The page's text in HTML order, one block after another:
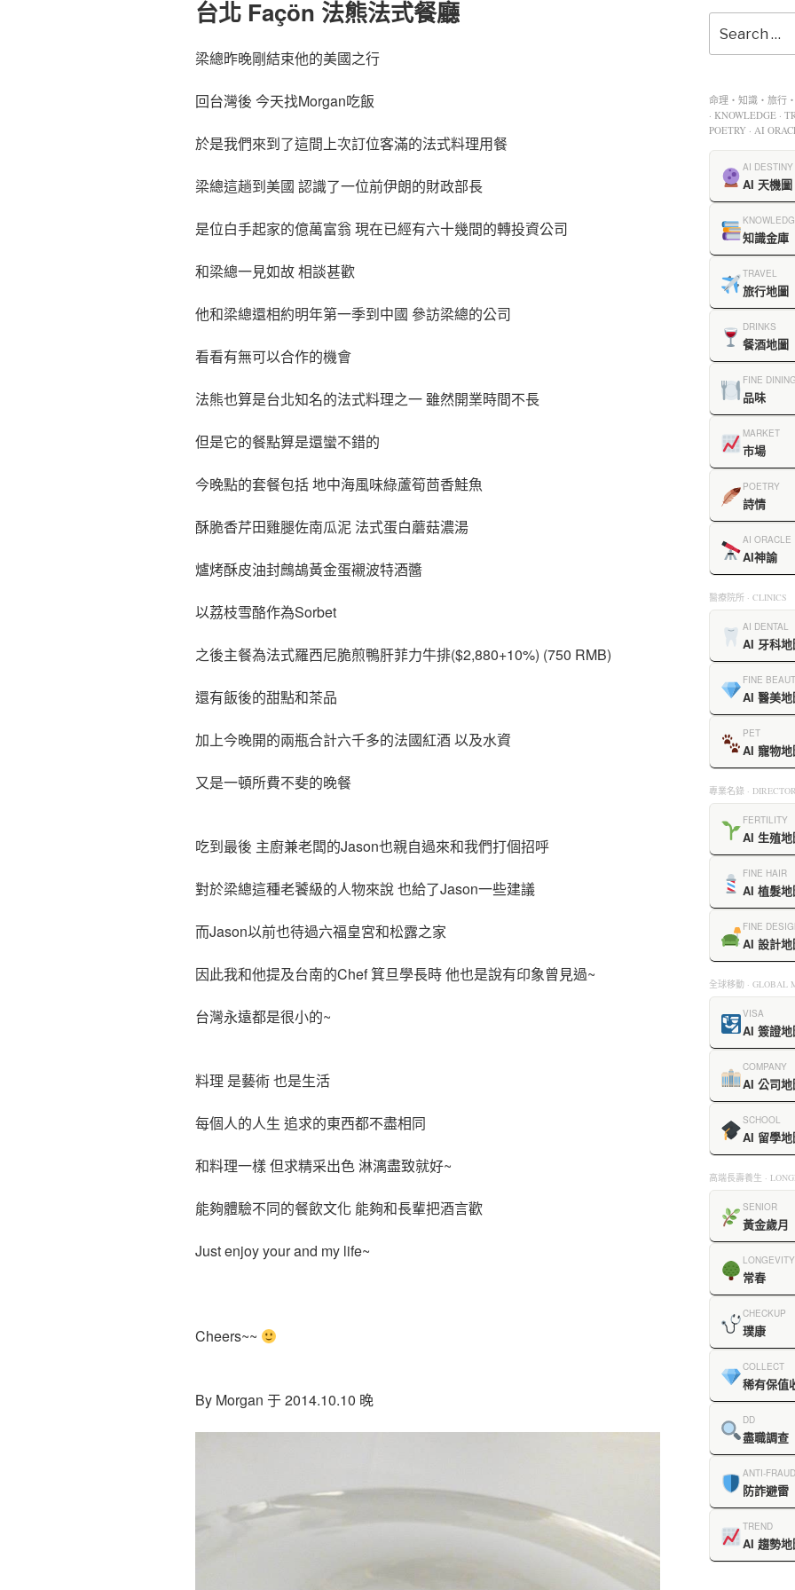
台北 Façön 法熊法式餐廳
梁總昨晚剛結束他的美國之行
回台灣後 今天找Morgan吃飯
於是我們來到了這間上次訂位客滿的法式料理用餐
梁總這趟到美國 認識了一位前伊朗的財政部長
是位白手起家的億萬富翁 現在已經有六十幾間的轉投資公司
和梁總一見如故 相談甚歡
他和梁總還相約明年第一季到中國 參訪梁總的公司
看看有無可以合作的機會
法熊也算是台北知名的法式料理之一 雖然開業時間不長
但是它的餐點算是還蠻不錯的
今晚點的套餐包括 地中海風味綠蘆筍茴香鮭魚
酥脆香芹田雞腿佐南瓜泥 法式蛋白蘑菇濃湯
爐烤酥皮油封鷓鴣黃金蛋襯波特酒醬
以荔枝雪酪作為Sorbet
之後主餐為法式羅西尼脆煎鴨肝菲力牛排($2,880+10%) (750 RMB)
還有飯後的甜點和茶品
加上今晚開的兩瓶合計六千多的法國紅酒 以及水資
又是一頓所費不斐的晚餐
吃到最後 主廚兼老闆的Jason也親自過來和我們打個招呼
對於梁總這種老饕級的人物來說 也給了Jason一些建議
而Jason以前也待過六福皇宮和松露之家
因此我和他提及台南的Chef 箕旦學長時 他也是說有印象曾見過~
台灣永遠都是很小的~
料理 是藝術 也是生活
每個人的人生 追求的東西都不盡相同
和料理一樣 但求精采出色 淋漓盡致就好~
能夠體驗不同的餐飲文化 能夠和長輩把酒言歡
Just enjoy your and my life~
Cheers~~
By Morgan 于 2014.10.10 晚
命理・知識・旅行
· KNOWLEDGE ·
POETRY · AI
AI DESTINY
AI 天機圖
知識金庫
TRAVEL
旅行地圖
DRINKS
餐酒地圖
FINE DINING
品味
MARKET
市場
POETRY
詩情
AI ORACLE
AI神諭
醫療院所 · CLINICS
AI DENTAL
AI 牙科地
FINE
AI 醫美地
PET
AI 寵物地
專業名錄 ·
FERTILITY
AI 生殖地
FINE HAIR
AI 植髮地
FINE
AI 設計地
全球移動 · GLOBAL
VISA
AI 簽證地
COMPANY
AI 公司地
SCHOOL
AI 留學地
高端長壽養生 ·
SENIOR
黃金歲月
LONGEVITY
常春
CHECKUP
璞康
COLLECT
稀有保值
DD
盡職調查
ANTI-FRAUD
防詐避雷
TREND
AI 趨勢地